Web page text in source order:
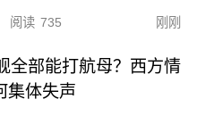
阅读 735 刚刚
全部能打航母？西方情
集体失声